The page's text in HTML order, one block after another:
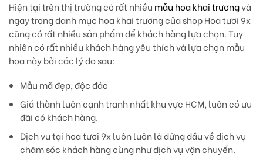
Hiện tại trên thị trường có rất nhiều mẫu hoa khai trươngvà
ngay trong danh mục hoa khai trương của shop Hoa tươi 9x
cũng có rất nhiều sản phẩm để khách hàng lựa chọn. Tuy
nhiên có rất nhiều khách hàng yêu thích và lựa chọn mẫu
hoa này bởi các lý do sau:
Mẫu mã đẹp, độc đáo
Giá thành luôn cạnh tranh nhất khu vực HCM, luôn có ưu
đãi có khách hàng.
Dịch vụ tại hoa tươi 9x luôn luôn là đứng đầu về dịch vụ
chăm sóc khách hàng cùng như dịch vụ vận chuyển.